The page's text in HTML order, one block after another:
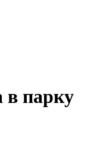
в парку